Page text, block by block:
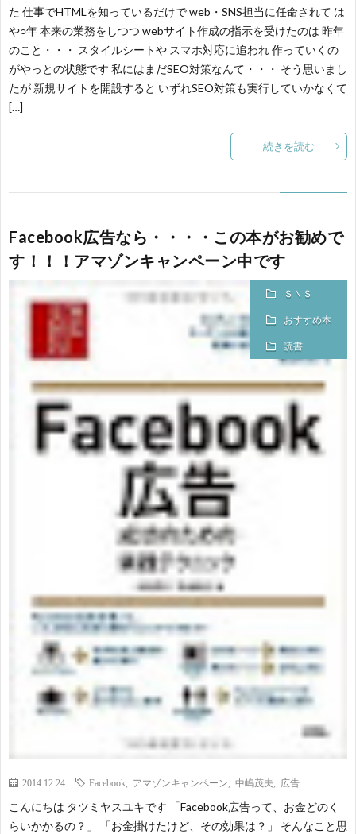
た 仕事でHTMLを知っているだけで web・SNS担当に任命されて は
や○年 本来の業務をしつつ webサイト作成の指示を受けたのは 昨年
のこと・・・ スタイルシートや スマホ対応に追われ 作っていくの
がやっとの状態です 私にはまだSEO対策なんて・・・ そう思いまし
たが 新規サイトを開設すると いずれSEO対策も実行していかなくて
[…]
続きを読む
Facebook広告なら・・・・この本がお勧めで
す！！！アマゾンキャンペーン中です
ＳＮＳ
おすすめ本
読書
2014.12.24 Facebook アマゾンキャンペーン 中嶋茂夫 広告
こんにちは タツミヤスユキです 「Facebook広告って、お金どのく
らいかかるの？」 「お金掛けたけど、その効果は？」 そんなこと思